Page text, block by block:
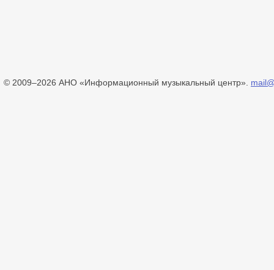
© 2009–2026 АНО «Информационный музыкальный центр».